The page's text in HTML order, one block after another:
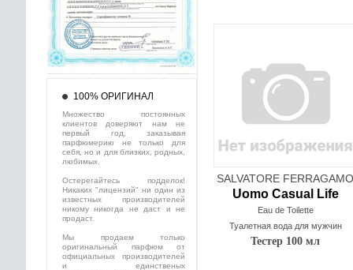
SALVATORE FERRAGAMO
Uomo Casual Life
Eau de Toilette
Туалетная вода для мужчин
Тестер 100 мл
100% ОРИГИНАЛ
Множество постоянных
клиентов доверяют нам не
первый год, заказывая
парфюмерию не только для
себя, но и для близких, родных,
любимых.
Остерегайтесь подделок!
Никаких "лицензий" ни один из
известных производителей
никому никогда не даст и не
продаст.
Мы продаем только
оригинальный парфюм от
официальных производителей
и единственых